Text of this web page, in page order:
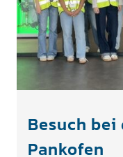
Besuch
Pankofen